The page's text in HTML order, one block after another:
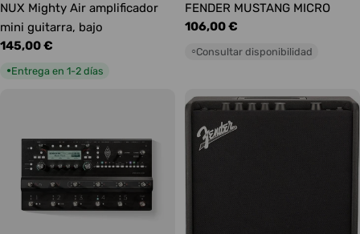
NUX Mighty Air amplificador
mini guitarra, bajo
Precio
145,00 €
●Entrega en 1-2 días
FENDER MUSTANG MICRO
Precio
106,00 €
○Consultar disponibilidad